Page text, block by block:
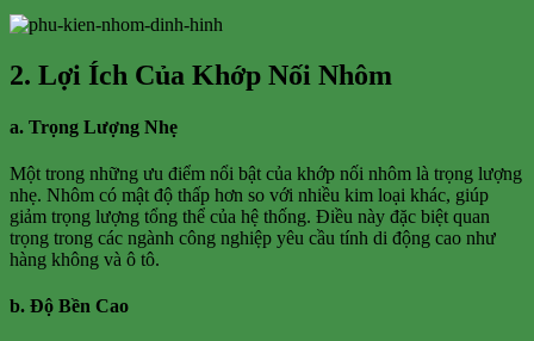
2. Lợi Ích Của Khớp Nối Nhôm
a. Trọng Lượng Nhẹ
Một trong những ưu điểm nổi bật của khớp nối nhôm là trọng lượng
nhẹ. Nhôm có mật độ thấp hơn so với nhiều kim loại khác, giúp
giảm trọng lượng tổng thể của hệ thống. Điều này đặc biệt quan
trọng trong các ngành công nghiệp yêu cầu tính di động cao như
hàng không và ô tô.
b. Độ Bền Cao